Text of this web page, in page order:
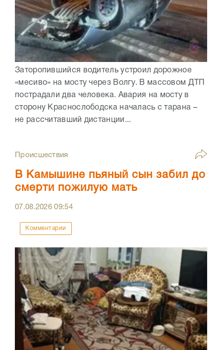
Заторопившийся водитель устроил дорожное
«месиво» на мосту через Волгу. В массовом ДТП
пострадали два человека. Авария на мосту в
сторону Краснослободска началась с тарана –
не рассчитавший дистанции...
Происшествия
В Камышине пьяный сын забил до
смерти пожилую мать
07.08.202609:54
Комментарии